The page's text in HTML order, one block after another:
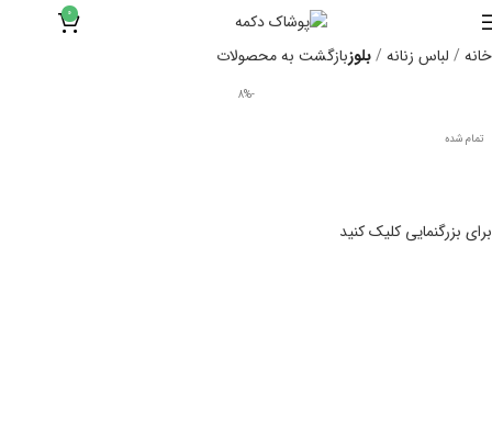
0
خانه لباس زنانه بلوزبازگشت به محصولات
-8%
تمام شده
برای بزرگنمایی کلیک کنید